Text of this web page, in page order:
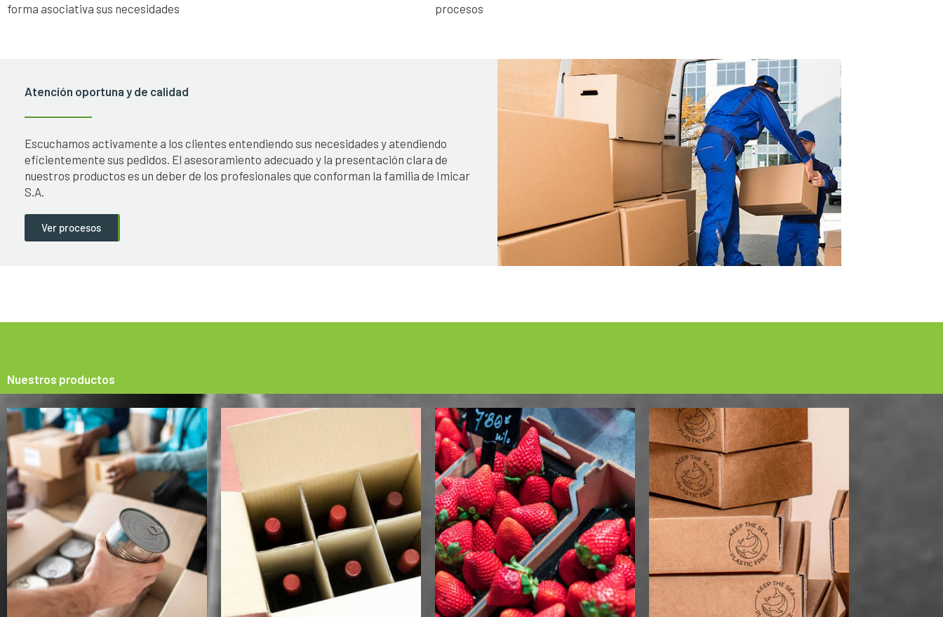
forma asociativa sus necesidades
procesos
Atención oportuna y de calidad
Escuchamos activamente a los clientes entendiendo sus necesidades y atendiendo
eficientemente sus pedidos. El asesoramiento adecuado y la presentación clara de
nuestros productos es un deber de los profesionales que conforman la familia de Imicar
S.A.
Ver procesos
Nuestros productos